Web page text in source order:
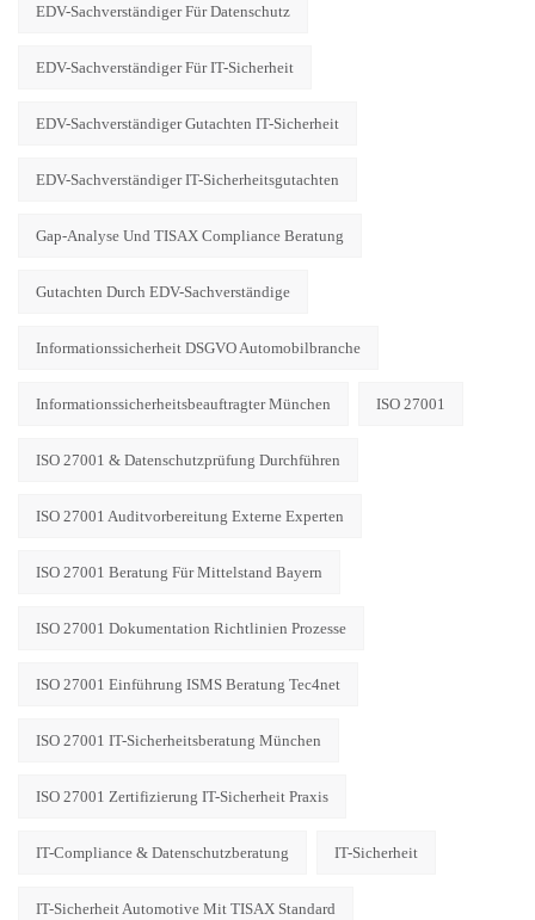
EDV-Sachverständiger Für Datenschutz
EDV-Sachverständiger Für IT-Sicherheit
EDV-Sachverständiger Gutachten IT-Sicherheit
EDV-Sachverständiger IT-Sicherheitsgutachten
Gap-Analyse Und TISAX Compliance Beratung
Gutachten Durch EDV-Sachverständige
Informationssicherheit DSGVO Automobilbranche
Informationssicherheitsbeauftragter München ISO 27001
ISO 27001 & Datenschutzprüfung Durchführen
ISO 27001 Auditvorbereitung Externe Experten
ISO 27001 Beratung Für Mittelstand Bayern
ISO 27001 Dokumentation Richtlinien Prozesse
ISO 27001 Einführung ISMS Beratung Tec4net
ISO 27001 IT-Sicherheitsberatung München
ISO 27001 Zertifizierung IT-Sicherheit Praxis
IT-Compliance & Datenschutzberatung IT-Sicherheit
IT-Sicherheit Automotive Mit TISAX Standard